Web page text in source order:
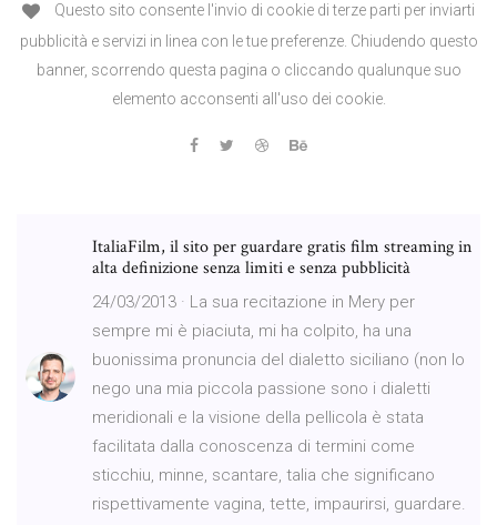
Questo sito consente l'invio di cookie di terze parti per inviarti
pubblicità e servizi in linea con le tue preferenze. Chiudendo questo
banner, scorrendo questa pagina o cliccando qualunque suo
elemento acconsenti all'uso dei cookie.
ItaliaFilm, il sito per guardare gratis film streaming in
alta definizione senza limiti e senza pubblicità
24/03/2013 · La sua recitazione in Mery per
sempre mi è piaciuta, mi ha colpito, ha una
buonissima pronuncia del dialetto siciliano (non lo
nego una mia piccola passione sono i dialetti
meridionali e la visione della pellicola è stata
facilitata dalla conoscenza di termini come
sticchiu, minne, scantare, talia che significano
rispettivamente vagina, tette, impaurirsi, guardare.